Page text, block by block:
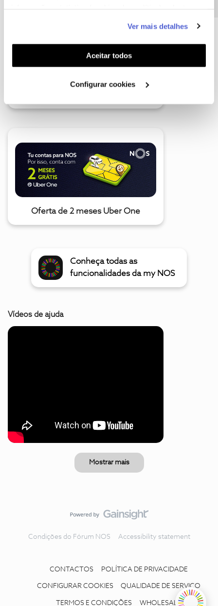
funcionalidades (cookies de personalização e
funcionalidade) e adaptar anúncios aos seus interesses
(cookies de publicidade personalizada). Pode gerir a
utilização dos cookies clicando em "Configurar
Ver mais detalhes
Aceitar todos
Configurar cookies
Oferta de 2 meses Uber One
Conheça todas as
funcionalidades da my NOS
Vídeos de ajuda
Mostrar mais
Condições do Fórum NOS Accessibility statement
CONTACTOS POLÍTICA DE PRIVACIDADE
CONFIGURAR COOKIES QUALIDADE DE SERVIÇO
TERMOS E CONDIÇÕES WHOLESALE